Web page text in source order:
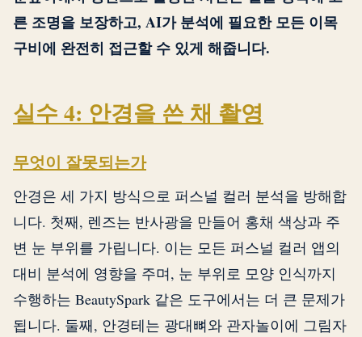
른 조명을 보장하고, AI가 분석에 필요한 모든 이목
구비에 완전히 접근할 수 있게 해줍니다.
실수 4: 안경을 쓴 채 촬영
무엇이 잘못되는가
안경은 세 가지 방식으로 퍼스널 컬러 분석을 방해합
니다. 첫째, 렌즈는 반사광을 만들어 홍채 색상과 주
변 눈 부위를 가립니다. 이는 모든 퍼스널 컬러 앱의
대비 분석에 영향을 주며, 눈 부위로 모양 인식까지
수행하는 BeautySpark 같은 도구에서는 더 큰 문제가
됩니다. 둘째, 안경테는 광대뼈와 관자놀이에 그림자